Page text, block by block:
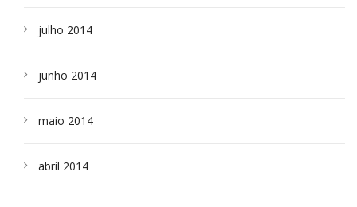
julho 2014
junho 2014
maio 2014
abril 2014